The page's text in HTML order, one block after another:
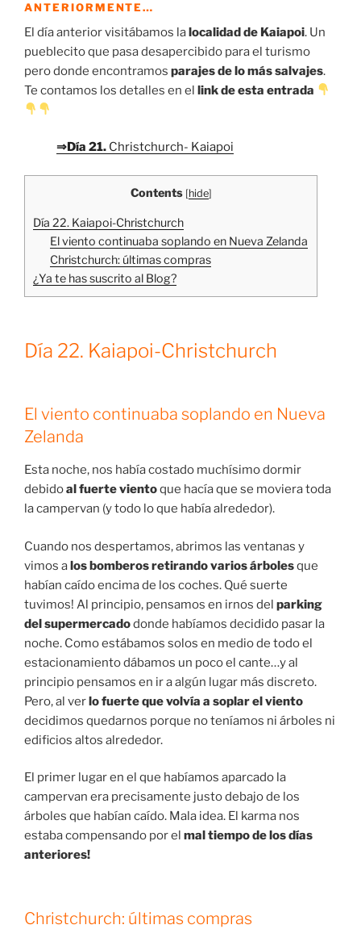
ANTERIORMENTE…
El día anterior visitábamos lalocalidad de Kaiapoi. Un
pueblecito que pasa desapercibido para el turismo
pero donde encontramos parajes de lo más salvajes.
Te contamos los detalles en el link de esta entrada
⇒Día 21. Christchurch- Kaiapoi
Contents [hide]
Día 22. Kaiapoi-Christchurch
El viento continuaba soplando en Nueva Zelanda
Christchurch: últimas compras
¿Ya te has suscrito al Blog?
Día 22. Kaiapoi-Christchurch
El viento continuaba soplando en Nueva
Zelanda
Esta noche, nos había costado muchísimo dormir
debidoal fuerte vientoque hacía que se moviera toda
la campervan (y todo lo que había alrededor).
Cuando nos despertamos, abrimos las ventanas y
vimos alos bomberos retirando varios árbolesque
habían caído encima de los coches. Qué suerte
tuvimos! Al principio, pensamos en irnos del parking
del supermercadodonde habíamos decidido pasar la
noche. Como estábamos solos en medio de todo el
estacionamiento dábamos un poco el cante…y al
principio pensamos en ir a algún lugar más discreto.
Pero, al verlo fuerte que volvía a soplar el viento
decidimos quedarnos porque no teníamos ni árboles ni
edificios altos alrededor.
El primer lugar en el que habíamos aparcado la
campervan era precisamente justo debajo de los
árboles que habían caído. Mala idea. El karma nos
estaba compensando por el mal tiempo de los días
anteriores!
Christchurch: últimas compras